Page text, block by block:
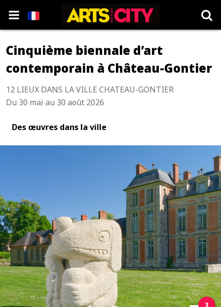
Cinquième biennale d’art
contemporain à Château-Gontier
12 LIEUX DANS LA VILLE CHATEAU-GONTIER
Du 30 mai au 30 août 2026
Des œuvres dans la ville
3